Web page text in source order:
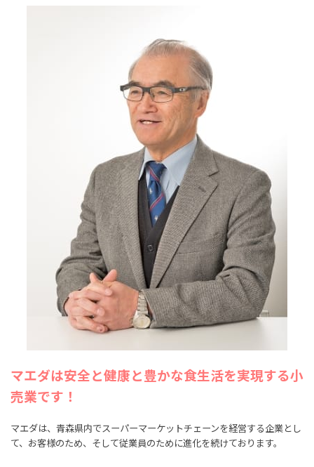
マエダは安全と健康と豊かな食生活を実現する小
売業です！
マエダは、青森県内でスーパーマーケットチェーンを経営する企業とし
て、お客様のため、そして従業員のために進化を続けております。